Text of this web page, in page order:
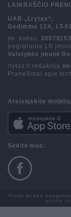
LAIKRAŠČIO
UAB „Lrytas“,
Gedimino 12A, LT-
Įm. kodas:
Įregistruota LR
Valstybės įmonė
lrytas.lt redakcija
Pranešimai apie
Atsisiųskite
Sekite mus:
Visos teisės
galima